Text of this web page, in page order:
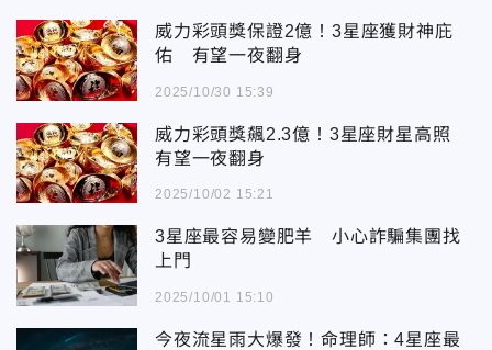
威力彩頭獎保證2億！3星座獲財神庇
佑 有望一夜翻身
2025/10/30 15:39
威力彩頭獎飆2.3億！3星座財星高照
有望一夜翻身
2025/10/02 15:21
3星座最容易變肥羊 小心詐騙集團找
上門
2025/10/01 15:10
今夜流星雨大爆發！命理師：4星座最